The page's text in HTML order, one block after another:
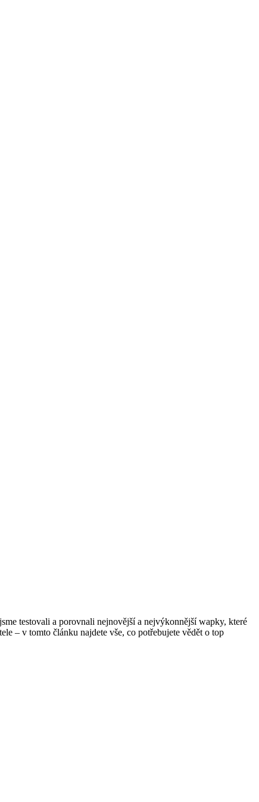
testovali a porovnali nejnovější a nejvýkonnější wapky, které
– v tomto článku najdete vše, co potřebujete vědět o top